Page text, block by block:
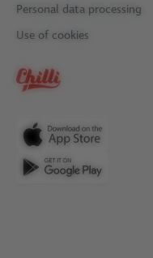
Personal data processing
Use of cookies